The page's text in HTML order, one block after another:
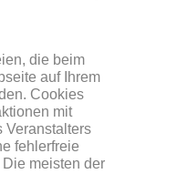
die beim
auf Ihrem
Cookies
mit
Veranstalters
fehlerfreie
meisten der